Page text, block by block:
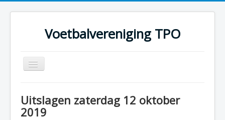
Voetbalvereniging TPO
Toggle
Navigation
Over TPO
Uitslagen zaterdag 12 oktober
2019